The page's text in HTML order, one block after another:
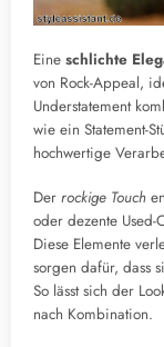
Eine schlichte
von Rock-Appeal,
Understatement
wie ein Statement-
hochwertige
Der rockige Touch
oder dezente
Diese Elemente
sorgen dafür, dass
So lässt sich der
nach Kombination.